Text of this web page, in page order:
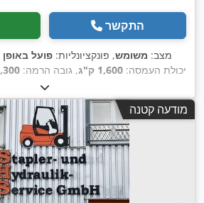
התקשר
מצב: משומש, פונקציונליות: פועל
יכולת העמסה: 1,600 ק"ג , גובה הרמה: 6,300
600 מ"מ
טריפלקס, ציוד:היסט צד, ,
מודעה קטנה